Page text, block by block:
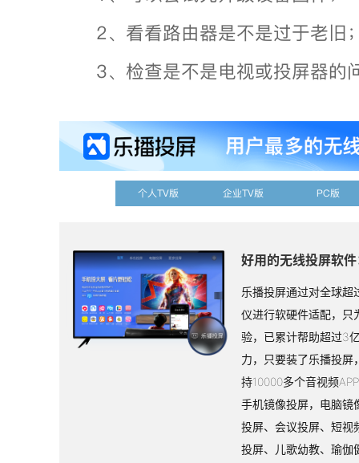
2、看看路由器是不是过于老旧
3、检查是不是电视或投屏器的
个人TV版 企业TV版 PC版
好用的无线投屏软
乐播投屏通过对全球超
仪进行软硬件适配，只
验，已累计帮助超过3
力，只要装了乐播投屏
持10000多个音视频
手机镜像投屏，电脑镜
投屏、会议投屏、短视
投屏、儿歌幼教、瑜伽